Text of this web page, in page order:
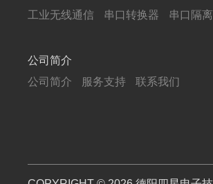
工业无线通信
串口转换器 串口隔
公司简介
公司简介
服务支持 联系我们